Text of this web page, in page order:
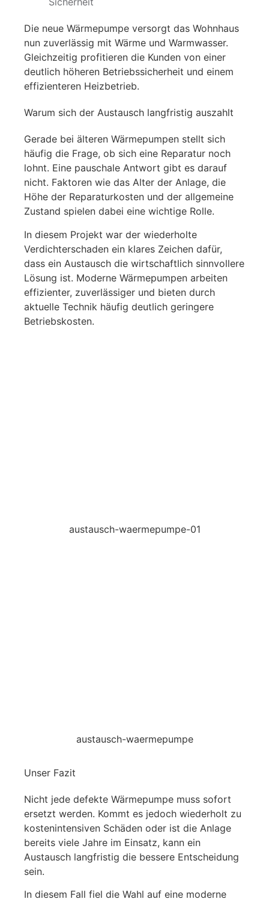
Die neue Wärmepumpe versorgt das Wohnhaus
nun zuverlässig mit Wärme und Warmwasser.
Gleichzeitig profitieren die Kunden von einer
deutlich höheren Betriebssicherheit und einem
effizienteren Heizbetrieb.
Warum sich der Austausch langfristig auszahlt
Gerade bei älteren Wärmepumpen stellt sich
häufig die Frage, ob sich eine Reparatur noch
lohnt. Eine pauschale Antwort gibt es darauf
nicht. Faktoren wie das Alter der Anlage, die
Höhe der Reparaturkosten und der allgemeine
Zustand spielen dabei eine wichtige Rolle.
In diesem Projekt war der wiederholte
Verdichterschaden ein klares Zeichen dafür,
dass ein Austausch die wirtschaftlich sinnvollere
Lösung ist. Moderne Wärmepumpen arbeiten
effizienter, zuverlässiger und bieten durch
aktuelle Technik häufig deutlich geringere
Betriebskosten.
austausch-waermepumpe-01
austausch-waermepumpe
Unser Fazit
Nicht jede defekte Wärmepumpe muss sofort
ersetzt werden. Kommt es jedoch wiederholt zu
kostenintensiven Schäden oder ist die Anlage
bereits viele Jahre im Einsatz, kann ein
Austausch langfristig die bessere Entscheidung
sein.
In diesem Fall fiel die Wahl auf eine moderne